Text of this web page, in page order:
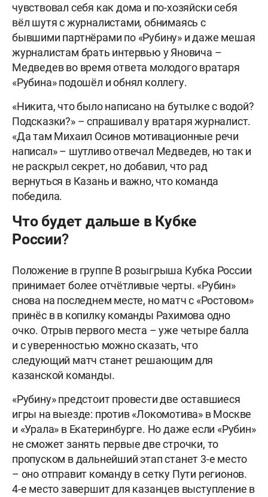
чувствовал себя как дома и по-хозяйски себя
вёл шутя с журналистами, обнимаясь с
бывшими партнёрами по «Рубину» и даже мешая
журналистам брать интервью у Яновича –
Медведев во время ответа молодого вратаря
«Рубина» подошёл и обнял коллегу.
«Никита, что было написано на бутылке с водой?
Подсказки?» – спрашивал у вратаря журналист.
«Да там Михаил Осинов мотивационные речи
написал» – шутливо отвечал Медведев, но так и
не раскрыл секрет, но добавил, что рад
вернуться в Казань и важно, что команда
победила.
Что будет дальше в Кубке
России?
Положение в группе В розыгрыша Кубка России
принимает более отчётливые черты. «Рубин»
снова на последнем месте, но матч с «Ростовом»
принёс в в копилку команды Рахимова одно
очко. Отрыв первого места – уже четыре балла
и с уверенностью можно сказать, что
следующий матч станет решающим для
казанской команды.
«Рубину» предстоит провести две оставшиеся
игры на выезде: против «Локомотива» в Москве
и «Урала» в Екатеринбурге. Но даже если «Рубин»
не сможет занять первые две строчки, то
пропуском в дальнейший этап станет 3-е место
– оно отправит команду в сетку Пути регионов.
4-е место завершит для казанцев выступление в